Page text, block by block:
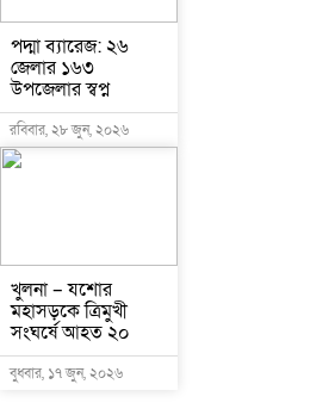
পদ্মা ব্যারেজ: ২৬
জেলার ১৬৩
উপজেলার স্বপ্ন
রবিবার, ২৮ জুন, ২০২৬
খুলনা – যশোর
মহাসড়কে ত্রিমুখী
সংঘর্ষে আহত ২০
বুধবার, ১৭ জুন, ২০২৬